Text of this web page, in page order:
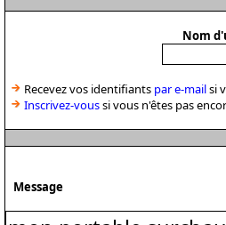
Nom
Recevez vos identifiants par e-mailsi
Inscrivez-voussi vous n'êtes pas
Message